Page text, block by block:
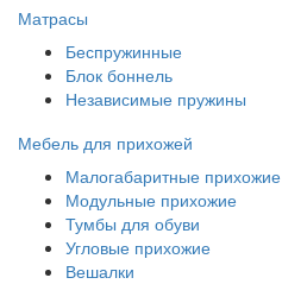
Матрасы
Беспружинные
Блок боннель
Независимые пружины
Мебель для прихожей
Малогабаритные прихожие
Модульные прихожие
Тумбы для обуви
Угловые прихожие
Вешалки